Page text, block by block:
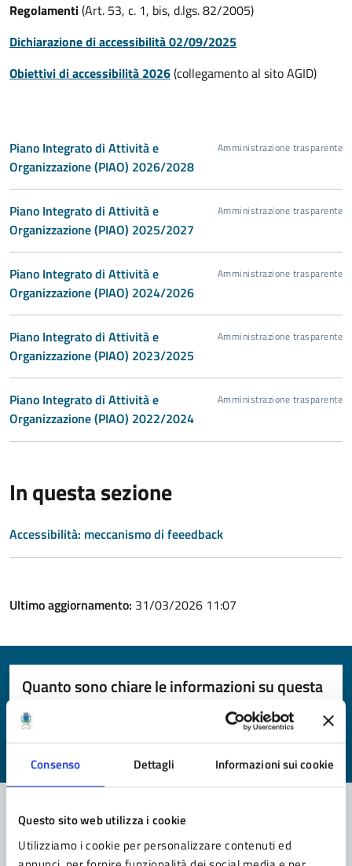
Consenso Dettagli Informazioni sui cookie
Questo sito web utilizza i cookie
Utilizziamo i cookie per personalizzare contenuti ed
Regolamenti(Art. 53, c. 1, bis, d.lgs. 82/2005)
Dichiarazione di accessibilità 02/09/2025
Obiettivi di accessibilità 2026(collegamento al sito AGID)
Piano Integrato di Attività e
Organizzazione (PIAO) 2026/2028
Amministrazione trasparente
Piano Integrato di Attività e
Organizzazione (PIAO) 2025/2027
Amministrazione trasparente
Piano Integrato di Attività e
Organizzazione (PIAO) 2024/2026
Amministrazione trasparente
Piano Integrato di Attività e
Organizzazione (PIAO) 2023/2025
Amministrazione trasparente
Piano Integrato di Attività e
Organizzazione (PIAO) 2022/2024
Amministrazione trasparente
In questa sezione
Accessibilità: meccanismo di feeedback
Ultimo aggiornamento: 31/03/2026 11:07
Quanto sono chiare le informazioni su questa
Valuta 5 stelle su 5
Valuta 4 stelle su 5
Valuta 3 stelle su 5
Valuta 2 stelle su 5
Valuta 1 stelle su 5
Contatta il comune